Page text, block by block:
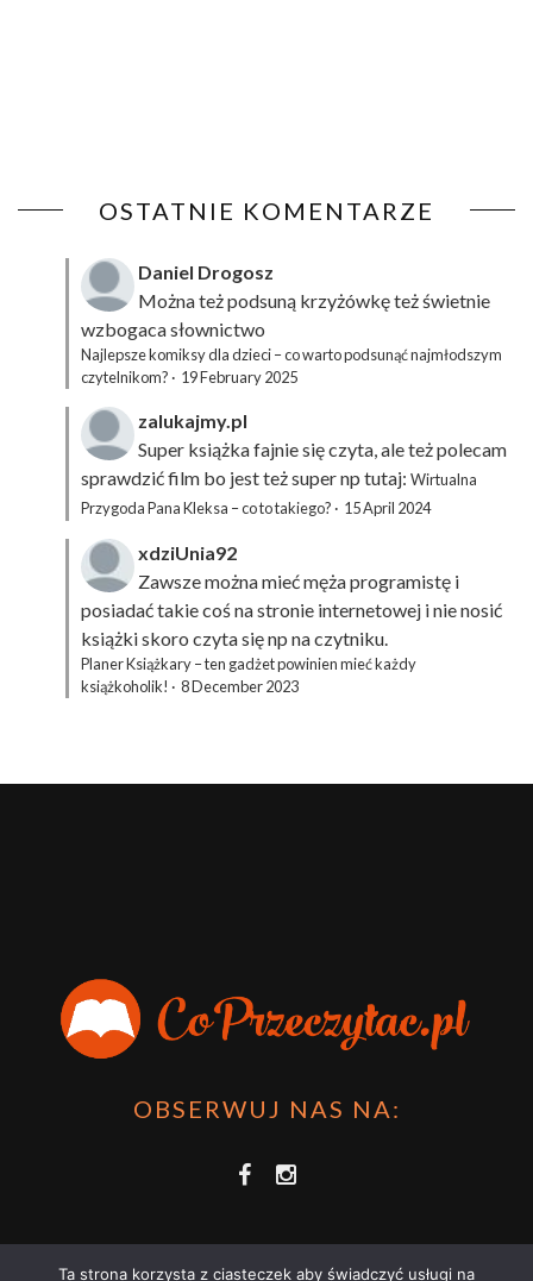
OSTATNIE KOMENTARZE
Daniel Drogosz
Można też podsuną krzyżówkęteż świetnie
wzbogaca słownictwo
Najlepsze komiksy dla dzieci – co warto podsunąć najmłodszym
czytelnikom? · 19 February 2025
zalukajmy.pl
Super książka fajnie się czyta, ale też polecam
sprawdzić film bo jest też super np tutaj: Wirtualna
Przygoda Pana Kleksa – co to takiego? · 15 April 2024
xdziUnia92
Zawsze można mieć męża programistę i
posiadać takie coś na stronie internetowej i nie nosić
książki skoro czyta się np na czytniku.
Planer Książkary – ten gadżet powinien mieć każdy
książkoholik! · 8 December 2023
OBSERWUJ NAS NA:
Ta strona korzysta z ciasteczek aby świadczyć usługi na